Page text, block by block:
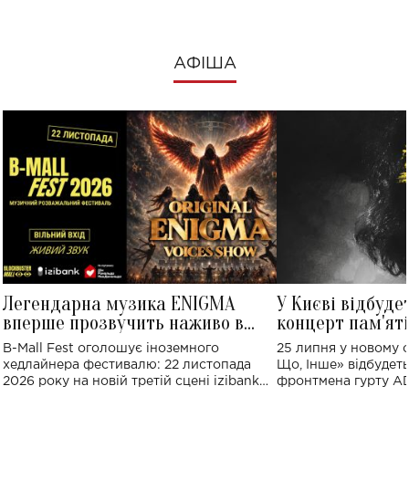
АФІША
Легендарна музика ENIGMA
вперше прозвучить наживо в
Україні: де відбудеться концерт
B-Mall Fest оголошує іноземного
хедлайнера фестивалю: 22 листопада
2026 року на новій третій сцені izibank
У Києві
концерт
Клименка:
виконають
25 липня у новому
Що, Інше»
фронтмена гурту